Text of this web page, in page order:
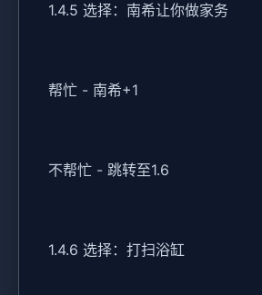
1.4.5 选择：南希让你做家务
帮忙 - 南希+1
不帮忙 - 跳转至1.6
1.4.6 选择：打扫浴缸